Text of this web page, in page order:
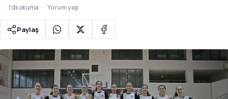
1 dk okuma
Yorum yap
Paylaş